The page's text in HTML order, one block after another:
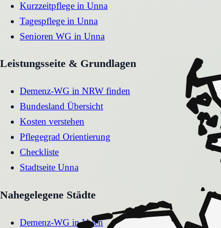
Kurzzeitpflege in Unna
Tagespflege in Unna
Senioren WG in Unna
Leistungsseite & Grundlagen
Demenz-WG in NRW finden
Bundesland Übersicht
Kosten verstehen
Pflegegrad Orientierung
Checkliste
Stadtseite Unna
Nahegelegene Städte
Demenz-WG inVelen